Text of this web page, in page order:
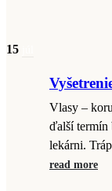
15
Vlasy –
ďalší termín
lekárni.
read more